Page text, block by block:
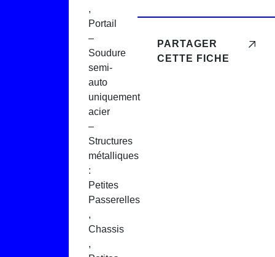
,
Portail
–
Soudure
semi-
auto
uniquement
acier
–
Structures
métalliques
:
Petites
Passerelles
,
Chassis
,
PARTAGER
CETTE FICHE